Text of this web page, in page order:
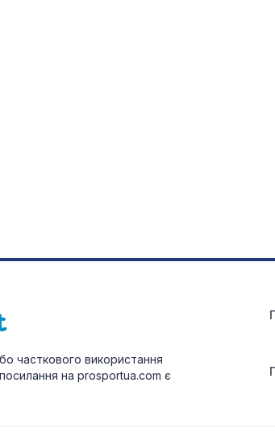
часткового використання
на prosportua.com є